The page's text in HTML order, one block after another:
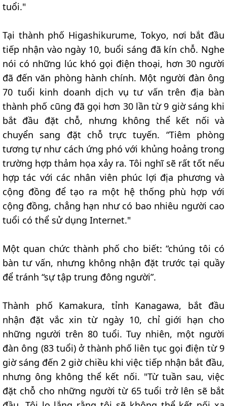
tuổi."
Tại thành phố Higashikurume, Tokyo, nơi bắt đầu
tiếp nhận vào ngày 10, buổi sáng đã kín chỗ. Nghe
nói có những lúc khó gọi điện thoại, hơn 30 người
đã đến văn phòng hành chính. Một người đàn ông
70 tuổi kinh doanh dịch vụ tư vấn trên địa bàn
thành phố cũng đã gọi hơn 30 lần từ 9 giờ sáng khi
bắt đầu đặt chỗ, nhưng không thể kết nối và
chuyển sang đặt chỗ trực tuyến. “Tiêm phòng
tương tự như cách ứng phó với khủng hoảng trong
trường hợp thảm họa xảy ra. Tôi nghĩ sẽ rất tốt nếu
hợp tác với các nhân viên phúc lợi địa phương và
cộng đồng để tạo ra một hệ thống phù hợp với
cộng đồng, chẳng hạn như có bao nhiêu người cao
tuổi có thể sử dụng Internet."
Một quan chức thành phố cho biết: “chúng tôi có
bàn tư vấn, nhưng không nhận đặt trước tại quầy
để tránh “sự tập trung đông người”.
Thành phố Kamakura, tỉnh Kanagawa, bắt đầu
nhận đặt vắc xin từ ngày 10, chỉ giới hạn cho
những người trên 80 tuổi. Tuy nhiên, một người
đàn ông (83 tuổi) ở thành phố liên tục gọi điện từ 9
giờ sáng đến 2 giờ chiều khi việc tiếp nhận bắt đầu,
nhưng ông không thể kết nối. "Từ tuần sau, việc
đặt chỗ cho những người từ 65 tuổi trở lên sẽ bắt